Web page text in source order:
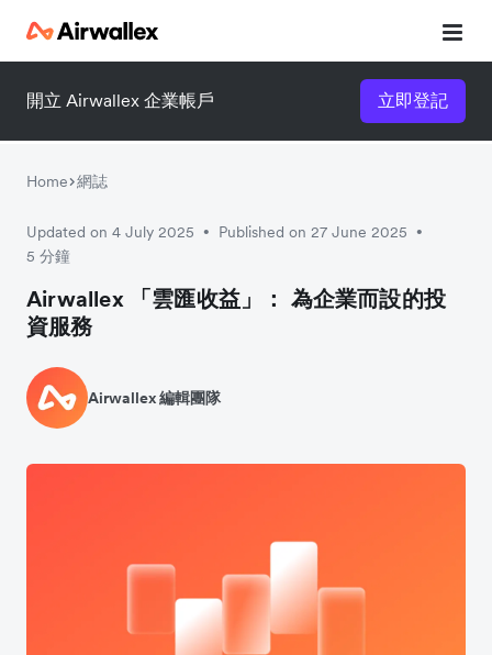
開立 Airwallex 企業帳戶 立即登記
Home 網誌
Updated on 4 July 2025 • Published on 27 June 2025 •
5 分鐘
Airwallex 「雲匯收益」： 為企業而設的投
資服務
Airwallex 編輯團隊